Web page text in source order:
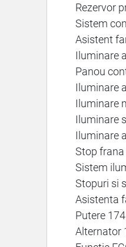
Rezervor
Sistem
Asistent
Iluminare
Panou
Iluminare
Iluminare
Iluminare
Iluminare
Stop
Sistem
Stopuri si
Asistenta
Putere
Alternator